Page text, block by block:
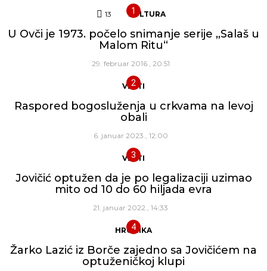
13 Komentara
KULTURA
U Ovči je 1973. počelo snimanje serije „Salaš u
Malom Ritu“
29. februar 2016., 20:51
VESTI
Raspored bogosluženja u crkvama na levoj
obali
6. januar 2023., 12:00
VESTI
Jovičić optužen da je po legalizaciji uzimao
mito od 10 do 60 hiljada evra
21. januar 2022., 14:33
HRONIKA
Žarko Lazić iz Borče zajedno sa Jovičićem na
optuženičkoj klupi